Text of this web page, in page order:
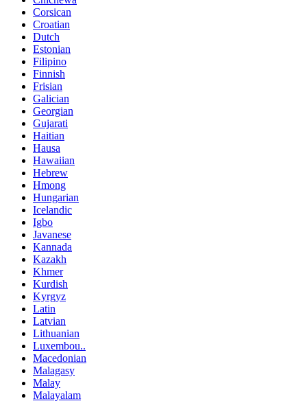
Corsican
Croatian
Dutch
Estonian
Filipino
Finnish
Frisian
Galician
Georgian
Gujarati
Haitian
Hausa
Hawaiian
Hebrew
Hmong
Hungarian
Icelandic
Igbo
Javanese
Kannada
Kazakh
Khmer
Kurdish
Kyrgyz
Latin
Latvian
Lithuanian
Luxembou..
Macedonian
Malagasy
Malay
Malayalam